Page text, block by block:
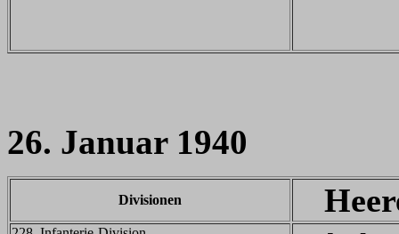
26. Januar 1940
Divisionen